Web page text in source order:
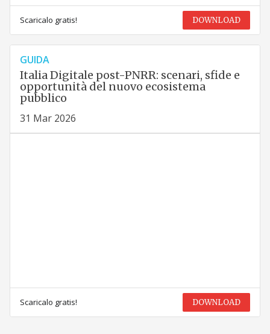
Scaricalo gratis! DOWNLOAD
GUIDA
Italia Digitale post-PNRR: scenari, sfide e
opportunità del nuovo ecosistema
pubblico
31 Mar 2026
Scaricalo gratis! DOWNLOAD